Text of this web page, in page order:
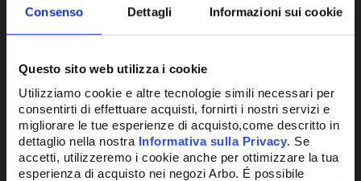
Consenso Dettagli Informazioni sui cookie
Questo sito web utilizza i cookie
Utilizziamo cookie e altre tecnologie simili necessari per
consentirti di effettuare acquisti, fornirti i nostri servizi e
migliorare le tue esperienze di acquisto,come descritto in
dettaglio nella nostra Informativa sulla Privacy. Se
accetti, utilizzeremo i cookie anche per ottimizzare la tua
esperienza di acquisto nei negozi Arbo. É possibile
VALVOLA SIT SIGMA 845.078
VAILLANT
210,00€